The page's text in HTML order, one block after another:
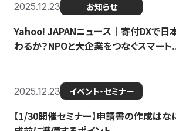
2025.12.23 お知らせ
Yahoo! JAPANニュース｜寄付DXで日
わるか？NPOと大企業をつなぐスマート
2025.12.23 イベント・セミナー
【1/30開催セミナー】申請書の作成はな